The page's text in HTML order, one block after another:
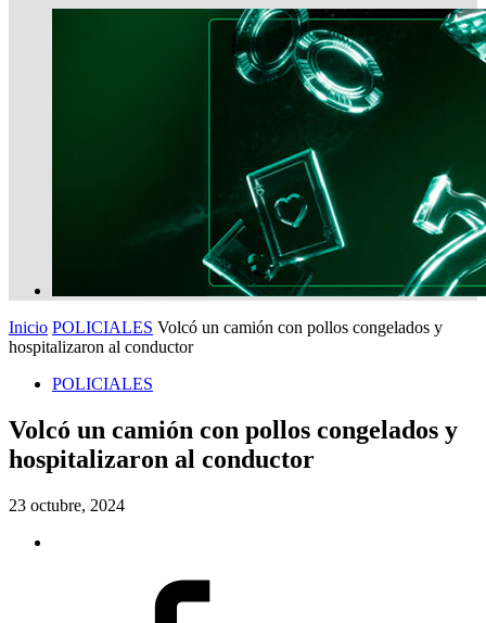
Inicio POLICIALES Volcó un camión con pollos congelados y
hospitalizaron al conductor
POLICIALES
Volcó un camión con pollos congelados y
hospitalizaron al conductor
23 octubre, 2024